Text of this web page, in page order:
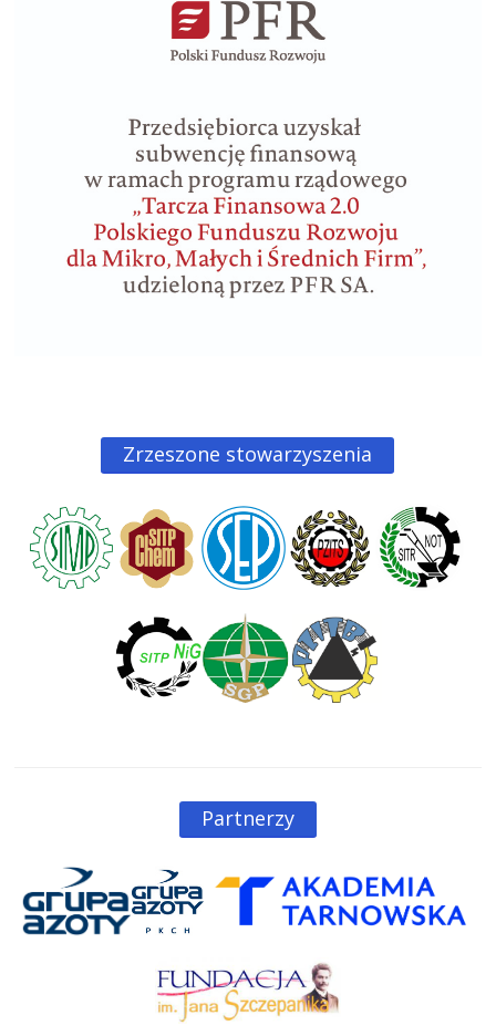
Zrzeszone stowarzyszenia
Partnerzy